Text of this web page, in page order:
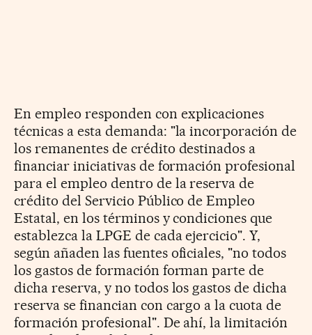
En empleo responden con explicaciones
técnicas a esta demanda: "la incorporación de
los remanentes de crédito destinados a
financiar iniciativas de formación profesional
para el empleo dentro de la reserva de
crédito del Servicio Público de Empleo
Estatal, en los términos y condiciones que
establezca la LPGE de cada ejercicio". Y,
según añaden las fuentes oficiales, "no todos
los gastos de formación forman parte de
dicha reserva, y no todos los gastos de dicha
reserva se financian con cargo a la cuota de
formación profesional". De ahí, la limitación